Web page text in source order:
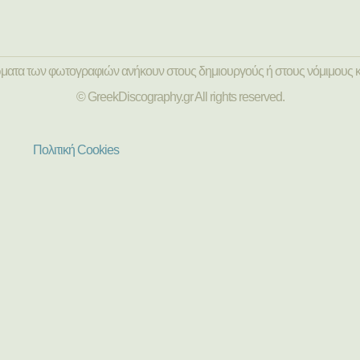
των φωτογραφιών ανήκουν στους δημιουργούς ή στους νόμιμους
© GreekDiscography.gr All rights reserved.
Πολιτική Cookies